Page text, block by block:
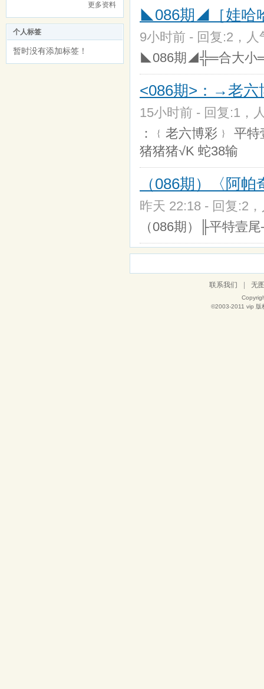
更多资料
个人标签
暂时没有添加标签！
◣086期◢［娃哈
9小时前 - 回复:2，
◣086期◢╬═合大小
<086期>：→老六
15小时前 - 回复:1，
：﹛老六博彩﹜ 平
猪猪猪√K 蛇38输
（086期）〈阿
昨天 22:18 - 回复:2
（086期）╟平特壹
联系我们 无
©2003-2011 vip 版